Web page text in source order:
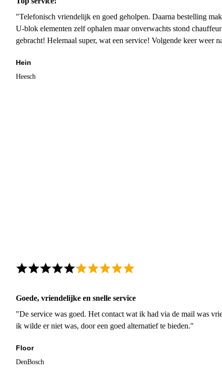
"Telefonisch vriendelijk en goed geholpen. Daarna bestelling
U-blok elementen zelf ophalen maar onverwachts stond
gebracht! Helemaal super, wat een service! Volgende keer weer
Hein
Heesch
Goede, vriendelijke en snelle service
"De service was goed. Het contact wat ik had via de mail was
ik wilde er niet was, door een goed alternatief te bieden."
Floor
DenBosch